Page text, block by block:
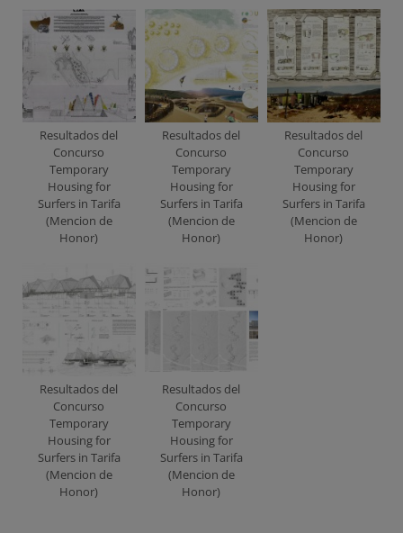
Resultados del
Concurso
Temporary
Housing for
Surfers in Tarifa
(Mencion de
Honor)
Resultados del
Concurso
Temporary
Housing for
Surfers in Tarifa
(Mencion de
Honor)
Resultados del
Concurso
Temporary
Housing for
Surfers in Tarifa
(Mencion de
Honor)
Resultados del
Concurso
Temporary
Housing for
Surfers in Tarifa
(Mencion de
Honor)
Resultados del
Concurso
Temporary
Housing for
Surfers in Tarifa
(Mencion de
Honor)